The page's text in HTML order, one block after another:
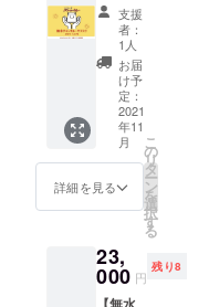
カ
レー】
を真空
冷凍
パック
にして
お届け
させて
いただ
きま
す。 調
理して
ぐの無
水チキ
ンカ
レーを
チキン
が1番美
味しい
ね〜」
「初め
て食べ
る味で
すごく
おいし
です」
「予想
リ柔ら
かくて
感動し
ピ・
メッ
セージ
を同封
しお送
りいた
しま
す。
【まる
産者：
協同
の想
い・ま
るみ豚
1000円
綴りで
お届け
させて
頂きま
すので
複数回
に分け
てご利
用いた
だけま
せんの
でなる
べく
ページ
にメ
ニュー
表作成
から1年
間記載
させて
頂きま
す。 企
業名・
個人事
アカウ
ント・
ニック
定期
便】
【サブ
スクリ
プショ
ン】【5
パック
×3ヶ
月】
【送料
込み】
【冷凍
発送】
ンくん
の作る
カレー
支援
者：
1人
お届
け予
定：
2021
年11
月
詳細を見る
こ
の
リ
タ
ー
ン
を
選
択
す
る
23,
000 円
残り8